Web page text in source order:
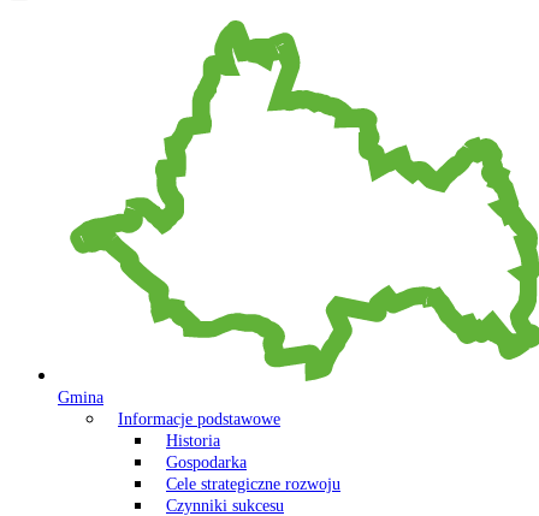
Gmina
Informacje podstawowe
Historia
Gospodarka
Cele strategiczne rozwoju
Czynniki sukcesu